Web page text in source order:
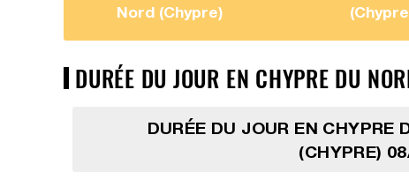
Nord (Chypre)
DURÉE DU JOUR EN CHYPRE DU
DURÉE DU JOUR EN CHYPRE
(CHYPRE)